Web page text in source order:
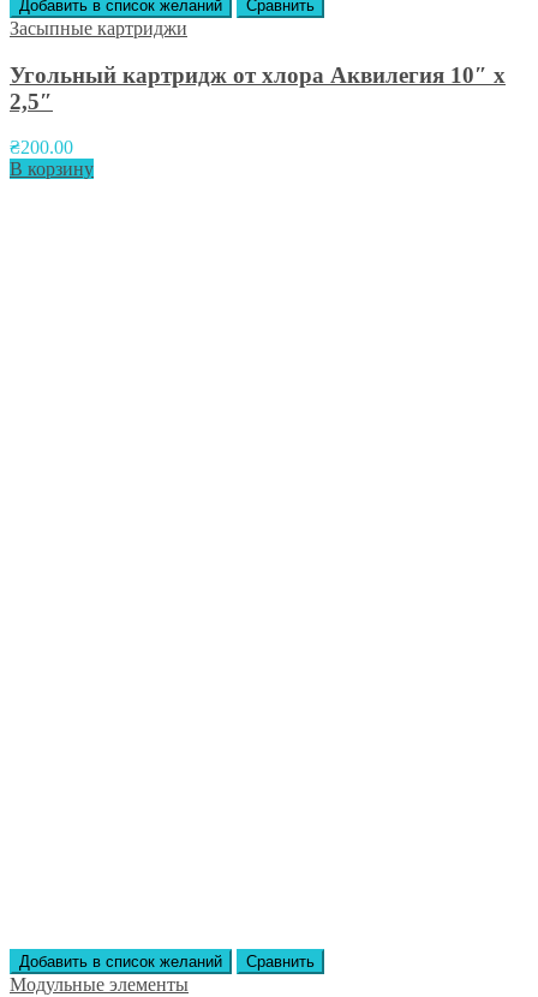
Добавить в список желаний Сравнить
Засыпные картриджи
Угольный картридж от хлора Аквилегия 10″ х
2,5″
₴200.00
В корзину
Добавить в список желаний Сравнить
Модульные элементы